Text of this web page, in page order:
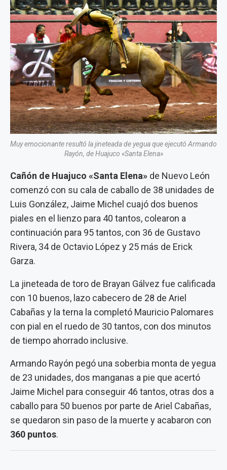
Muy emocionante resultó la jineteada de yegua que ejecutó Armando
Rayón, de Huajuco «Santa Elena»
Cañón de Huajuco «Santa Elena» de Nuevo León
comenzó con su cala de caballo de 38 unidades de
Luis González, Jaime Michel cuajó dos buenos
piales en el lienzo para 40 tantos, colearon a
continuación para 95 tantos, con 36 de Gustavo
Rivera, 34 de Octavio López y 25 más de Erick
Garza.
La jineteada de toro de Brayan Gálvez fue calificada
con 10 buenos, lazo cabecero de 28 de Ariel
Cabañas y la terna la completó Mauricio Palomares
con pial en el ruedo de 30 tantos, con dos minutos
de tiempo ahorrado inclusive.
Armando Rayón pegó una soberbia monta de yegua
de 23 unidades, dos manganas a pie que acertó
Jaime Michel para conseguir 46 tantos, otras dos a
caballo para 50 buenos por parte de Ariel Cabañas,
se quedaron sin paso de la muerte y acabaron con
360 puntos.